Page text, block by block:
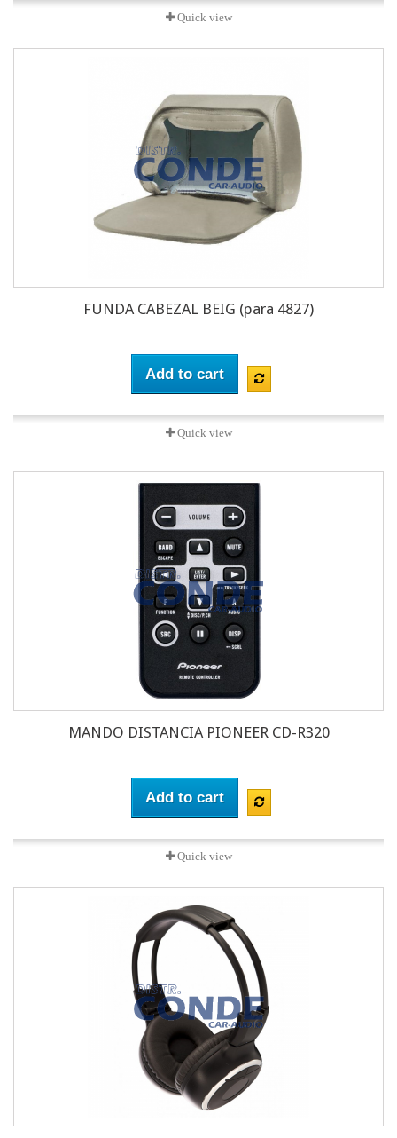
Quick view
FUNDA CABEZAL BEIG (para 4827)
Add to cart
Quick view
MANDO DISTANCIA PIONEER CD-R320
Add to cart
Quick view